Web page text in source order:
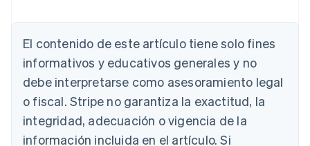
El contenido de este artículo tiene solo fines
informativos y educativos generales y no
debe interpretarse como asesoramiento legal
o fiscal. Stripe no garantiza la exactitud, la
integridad, adecuación o vigencia de la
información incluida en el artículo. Si
DeutschEnglish
English
Austria
DeutschEnglish
Bélgica
Nederlands FrançaisDeutschEnglish
Brasil